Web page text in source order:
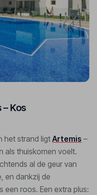
– Kos
het strand ligt Artemis –
als thuiskomen voelt.
al de geur van
en dankzij de
een roos. Een extra plus: